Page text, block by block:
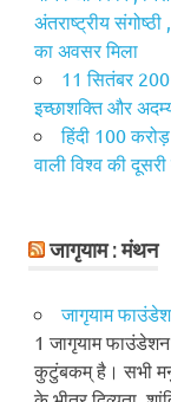
अंतराष्ट्रीय
का अवसर मिला
11 सितंबर
इच्छाशक्ति और
हिंदी 100
वाली विश्व की दूसरी
जागृयाम : मंथन
जागृयाम
1 जागृयाम फाउंडेशन
कुटुंबकम् है। सभी